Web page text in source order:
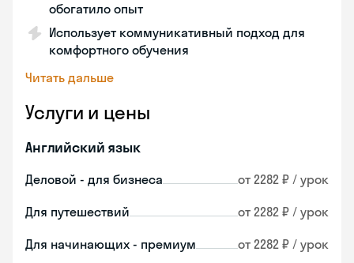
обогатило опыт
Использует коммуникативный подход для
комфортного обучения
Читать дальше
Услуги и цены
Английский язык
Деловой - для бизнеса от 2282 ₽ / урок
Для путешествий от 2282 ₽ / урок
Для начинающих - премиум от 2282 ₽ / урок